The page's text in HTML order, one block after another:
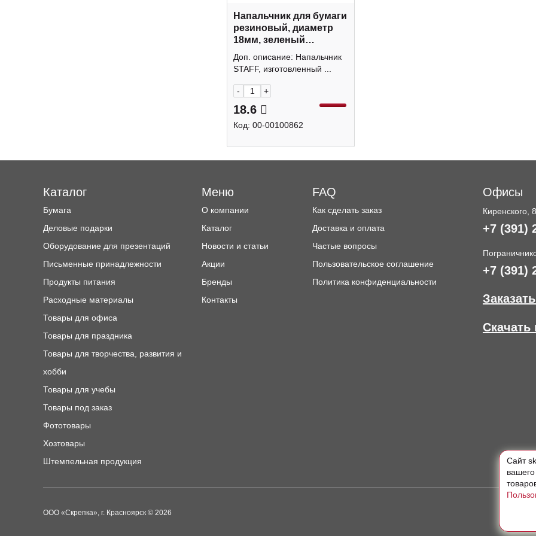
Напальчник для бумаги
резиновый, диаметр
18мм, зеленый
"Everyday" 227964 Staff
Доп. описание: Напальчник
STAFF, изготовленный ...
- +
18.6
Код: 00-00100862
Каталог
Бумага
Деловые подарки
Оборудование для презентаций
Письменные принадлежности
Продукты питания
Расходные материалы
Товары для офиса
Товары для праздника
Товары для творчества, развития и
хобби
Товары для учебы
Товары под заказ
Фототовары
Хозтовары
Штемпельная продукция
Меню
О компании
Каталог
Новости и статьи
Акции
Бренды
Контакты
FAQ
Как сделать заказ
Доставка и оплата
Частые вопросы
Пользовательское соглашение
Политика конфиденциальности
Офисы
Киренского,
+7 (391)
+7 (391)
Скачать
ООО «Скрепка», г. Красноярск © 2026
Cайт